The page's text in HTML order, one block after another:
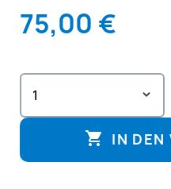
75,00 €
 IN DEN